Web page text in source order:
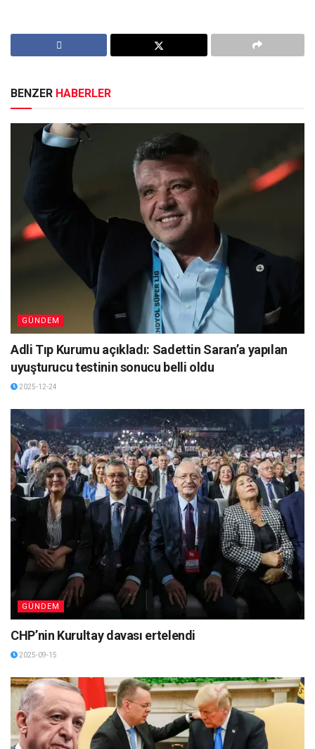
BENZER HABERLER
GÜNDEM
Adli Tıp Kurumu açıkladı: Sadettin Saran’a yapılan
uyuşturucu testinin sonucu belli oldu
2025-12-24
GÜNDEM
CHP’nin Kurultay davası ertelendi
2025-09-15